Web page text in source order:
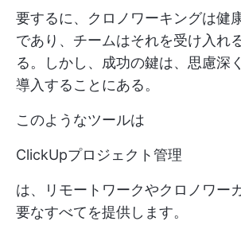
要するに、クロノワーキングは健
であり、チームはそれを受け入れ
る。しかし、成功の鍵は、思慮深
導入することにある。
このようなツールは
ClickUpプロジェクト管理
は、リモートワークやクロノワー
要なすべてを提供します。